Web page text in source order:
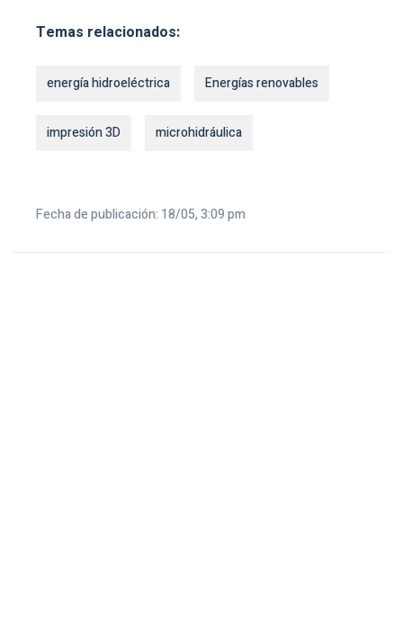
Temas relacionados:
energía hidroeléctrica Energías renovables
impresión 3D microhidráulica
Fecha de publicación: 18/05, 3:09 pm